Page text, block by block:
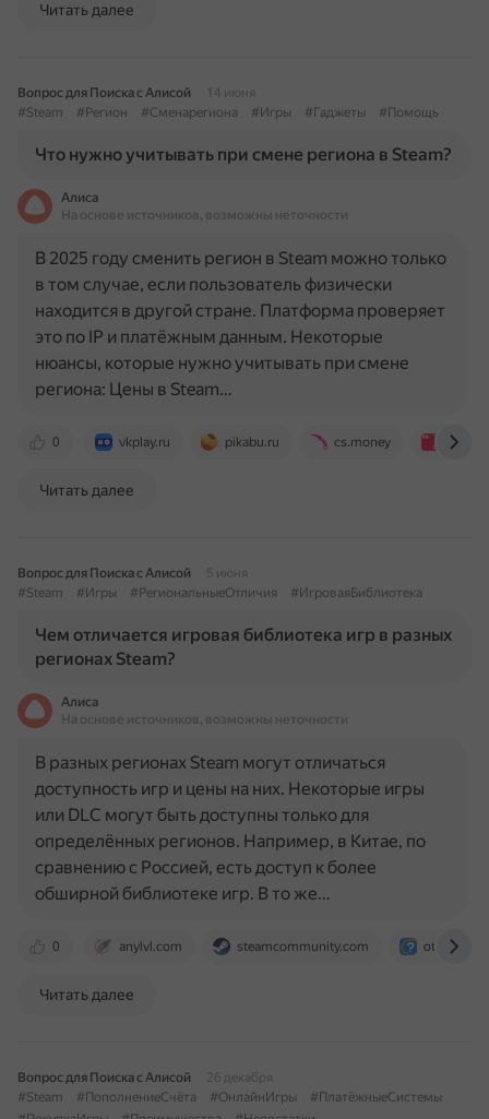
Читать далее
Вопрос для Поиска с Алисой
14 июня
#Steam
#Регион #Сменарегиона #Игры #Гаджеты #Помощь
Что нужно учитывать при смене региона в Steam?
Алиса
На основе источников, возможны неточности
0 vkplay.ru pikabu.ru cs.money
В 2025 году сменить регион в Steam можно только
в том случае, если пользователь физически
находится в другой стране. Платформа проверяет
это по IP и платёжным данным. Некоторые
нюансы, которые нужно учитывать при смене
региона: Цены в Steam…
Читать далее
Вопрос для Поиска с Алисой
5 июня
#Steam
#Игры #РегиональныеОтличия #ИгроваяБиблиотека
Чем отличается игровая библиотека игр в разных
регионах Steam?
Алиса
На основе источников, возможны неточности
0 anylvl.com steamcommunity.com
В разных регионах Steam могут отличаться
доступность игр и цены на них. Некоторые игры
или DLC могут быть доступны только для
определённых регионов. Например, в Китае, по
сравнению с Россией, есть доступ к более
обширной библиотеке игр. В то же…
Читать далее
Вопрос для Поиска с Алисой
26 декабря
#Steam
#ПополнениеСчёта #ОнлайнИгры
#ПлатёжныеСистемы